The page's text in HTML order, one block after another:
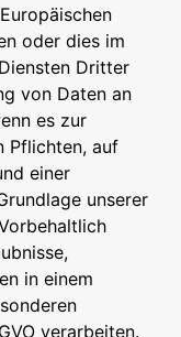
oder dies im
Dritter
von Daten an
es zur
Pflichten, auf
einer
unserer
in einem
verarbeiten.